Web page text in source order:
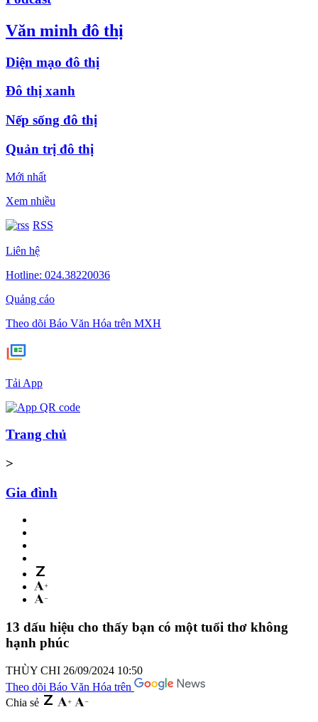
Văn minh đô thị
Diện mạo đô thị
Đô thị xanh
Nếp sống đô thị
Quản trị đô thị
Mới nhất
Xem nhiều
RSS
Liên hệ
Hotline: 024.38220036
Quảng cáo
Theo dõi Báo Văn Hóa trên MXH
Tải App
Trang chủ
>
Gia đình
13 dấu hiệu cho thấy bạn có một tuổi thơ không
hạnh phúc
THÙY CHI 26/09/2024 10:50
Theo dõi Báo Văn Hóa trên
Chia sẻ